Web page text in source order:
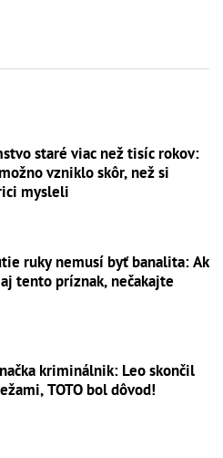
staré viac než tisíc rokov:
vzniklo skôr, než si
mysleli
ruky nemusí byť banalita: Ak
tento príznak, nečakajte
kriminálnik: Leo skončil
TOTO bol dôvod!